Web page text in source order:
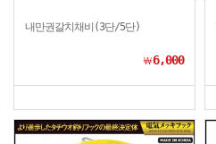
내만권갈치채비(3단/5단)
￦6,000